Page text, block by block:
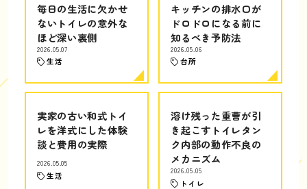
毎日の生活に欠かせ
ないトイレの意外な
ほど深い裏側
2026.05.07
生活
キッチンの排水口が
ドロドロになる前に
知るべき予防法
2026.05.06
台所
実家の古い和式トイ
レを洋式にした体験
談と費用の実際
2026.05.05
生活
溶け残った重曹が引
き起こすトイレタン
ク内部の動作不良の
メカニズム
2026.05.05
トイレ